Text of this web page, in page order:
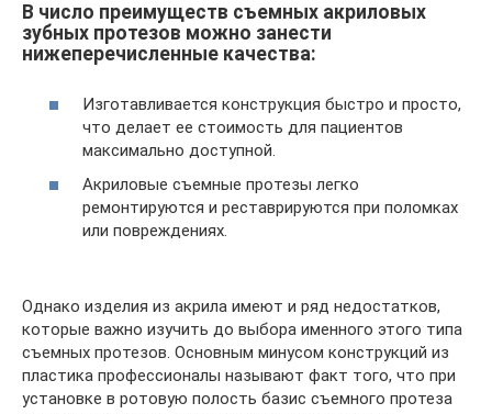
В число преимуществ съемных акриловых
зубных протезов можно занести
нижеперечисленные качества:
Изготавливается конструкция быстро и просто,
что делает ее стоимость для пациентов
максимально доступной.
Акриловые съемные протезы легко
ремонтируются и реставрируются при поломках
или повреждениях.
Однако изделия из акрила имеют и ряд недостатков,
которые важно изучить до выбора именного этого типа
съемных протезов. Основным минусом конструкций из
пластика профессионалы называют факт того, что при
установке в ротовую полость базис съемного протеза